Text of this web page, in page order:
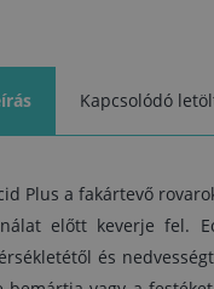
Kapcsolódó
Plus a fakártevő
előtt keverje fel.
és